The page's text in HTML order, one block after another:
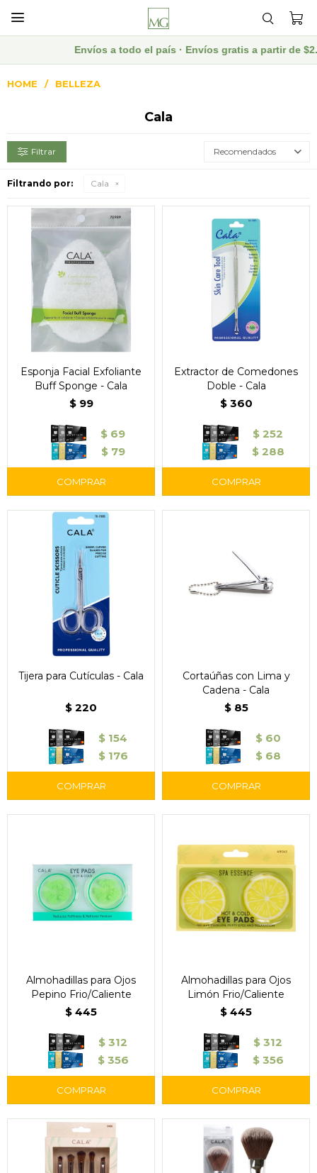

Envíos a todo el país · Envíos gratis a partir de
HOME BELLEZA
Cala
Recomendados
Filtrando por: Cala
Esponja Facial Exfoliante
Buff Sponge - Cala
$ 99
$ 69
$ 79
Extractor de Comedones
Doble - Cala
$ 360
$ 252
$ 288
Tijera para Cutículas - Cala
$ 220
$ 154
$ 176
Cortaúñas con Lima y
Cadena - Cala
$ 85
$ 60
$ 68
Almohadillas para Ojos
Pepino Frio/Caliente
$ 445
$ 312
$ 356
Almohadillas para Ojos
Limón Frio/Caliente
$ 445
$ 312
$ 356